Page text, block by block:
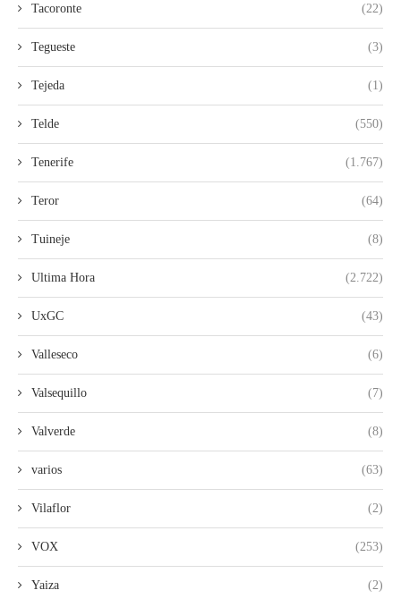
Tacoronte (22)
Tegueste (3)
Tejeda (1)
Telde (550)
Tenerife (1.767)
Teror (64)
Tuineje (8)
Ultima Hora (2.722)
UxGC (43)
Valleseco (6)
Valsequillo (7)
Valverde (8)
varios (63)
Vilaflor (2)
VOX (253)
Yaiza (2)